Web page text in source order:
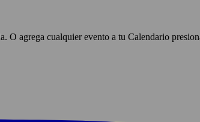
O agrega cualquier evento a tu Calendario